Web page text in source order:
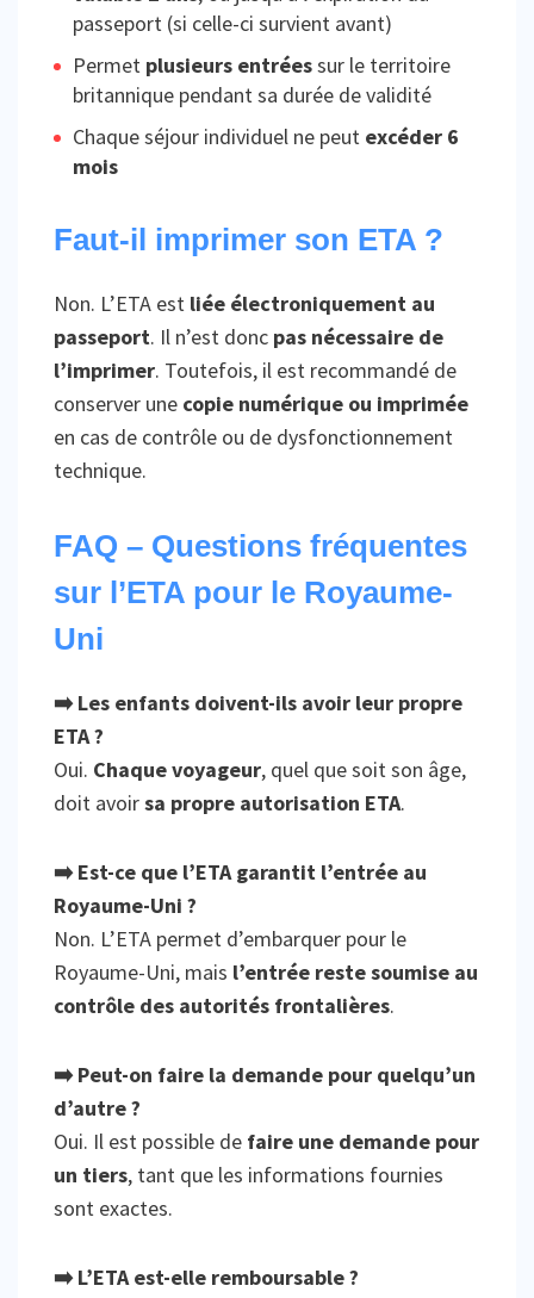
passeport (si celle-ci survient avant)
Permet plusieurs entréessur le territoire
britannique pendant sa durée de validité
Chaque séjour individuel ne peut excéder 6
mois
Faut-il imprimer son ETA ?
Non. L’ETA est liée électroniquement au
passeport. Il n’est donc pas nécessaire de
l’imprimer. Toutefois, il est recommandé de
conserver une copie numérique ou imprimée
en cas de contrôle ou de dysfonctionnement
technique.
FAQ – Questions fréquentes
sur l’ETA pour le Royaume-
Uni
➡️ Les enfants doivent-ils avoir leur propre
ETA ?
Oui. Chaque voyageur, quel que soit son âge,
doit avoirsa propre autorisation ETA.
➡️ Est-ce que l’ETA garantit l’entrée au
Royaume-Uni ?
Non. L’ETA permet d’embarquer pour le
Royaume-Uni, mais l’entrée reste soumise au
contrôle des autorités frontalières.
➡️ Peut-on faire la demande pour quelqu’un
d’autre ?
Oui. Il est possible de faire une demande pour
un tiers, tant que les informations fournies
sont exactes.
➡️ L’ETA est-elle remboursable ?